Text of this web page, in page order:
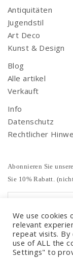
Antiquitäten
Jugendstil
Art Deco
Kunst & Design
Blog
Alle artikel
Verkauft
Info
Datenschutz
Rechtlicher
Abonnieren Sie
Sie 10% Rabatt.
We use
relevant
repeat visits. By
use of ALL the
Settings" to